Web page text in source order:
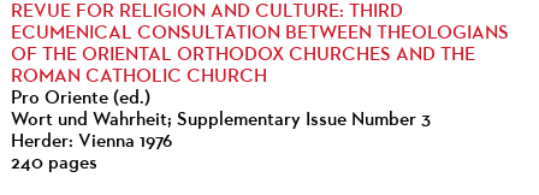
REVUE FOR RELIGION AND CULTURE: THIRD
ECUMENICAL CONSULTATION BETWEEN THEOLOGIANS
OF THE ORIENTAL ORTHODOX CHURCHES AND THE
ROMAN CATHOLIC CHURCH
Pro Oriente (ed.)
Wort und Wahrheit; Supplementary Issue Number 3
Herder: Vienna 1976
240 pages